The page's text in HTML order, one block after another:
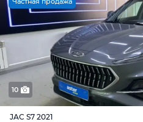
10
JAC S7 2021